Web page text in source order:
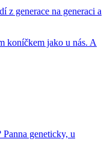
z generace na generaci a
koníčkem jako u nás. A
geneticky, u